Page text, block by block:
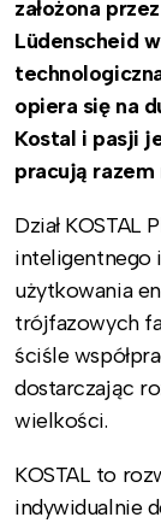
założona
Lüdenscheid
opiera się na
Kostal i pasji
pracują razem
Dział
inteligentnego
użytkowania
trójfazowych
ściśle
dostarczając
wielkości.
KOSTAL to
indywidualnie